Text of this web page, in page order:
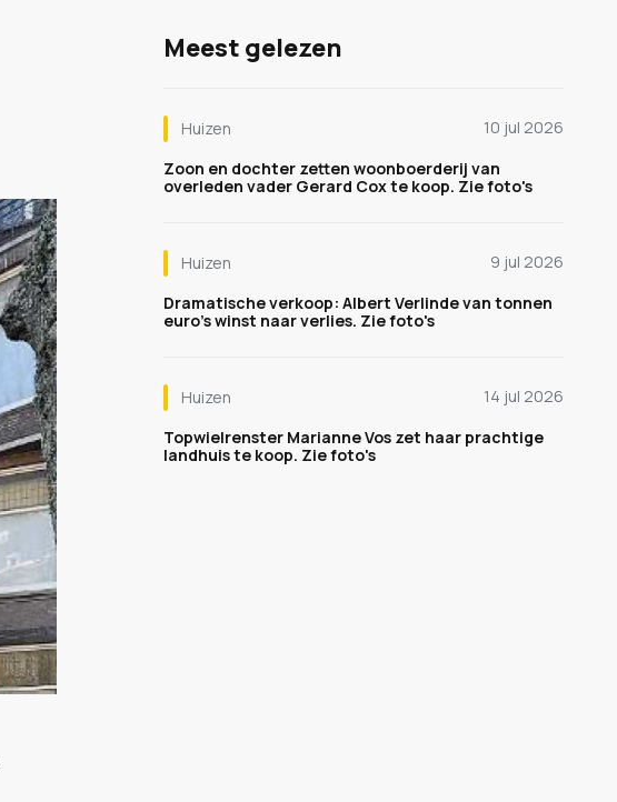
Meest gelezen
Huizen
10 jul 2026
Zoon en dochter zetten woonboerderij van
overleden vader Gerard Cox te koop. Zie foto's
Huizen
9 jul 2026
Dramatische verkoop: Albert Verlinde van tonnen
euro's winst naar verlies. Zie foto's
Huizen
14 jul 2026
Topwielrenster Marianne Vos zet haar prachtige
landhuis te koop. Zie foto's